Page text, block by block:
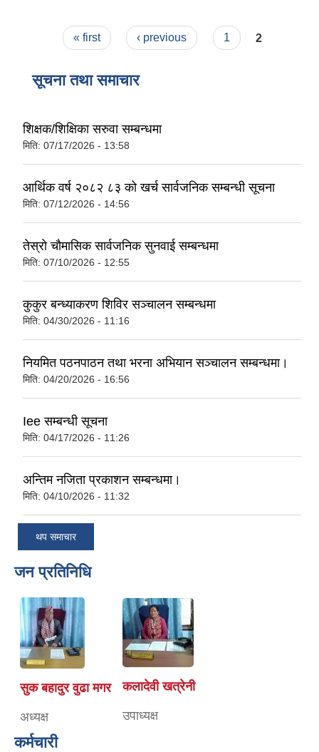
Pages« first ‹ previous 1 2
सूचना तथा समाचार
शिक्षक/शिक्षिका सरुवा सम्बन्धमा
मिति: 07/17/2026 - 13:58
आर्थिक वर्ष २०८२ ८३ को खर्च सार्वजनिक सम्बन्धी सूचना
मिति: 07/12/2026 - 14:56
तेस्रो चौमासिक सार्वजनिक सुनवाई सम्बन्धमा
मिति: 07/10/2026 - 12:55
कुकुर बन्ध्याकरण शिविर सञ्चालन सम्बन्धमा
मिति: 04/30/2026 - 11:16
नियमित पठनपाठन तथा भरना अभियान सञ्चालन सम्बन्धमा।
मिति: 04/20/2026 - 16:56
Iee सम्बन्धी सूचना
मिति: 04/17/2026 - 11:26
अन्तिम नजिता प्रकाशन सम्बन्धमा।
मिति: 04/10/2026 - 11:32
थप समाचार
जन प्रतिनिधि
सुक बहादुर वुढा मगर
अध्यक्ष
कलादेवी खत्रेनी
उपाध्यक्ष
कर्मचारी